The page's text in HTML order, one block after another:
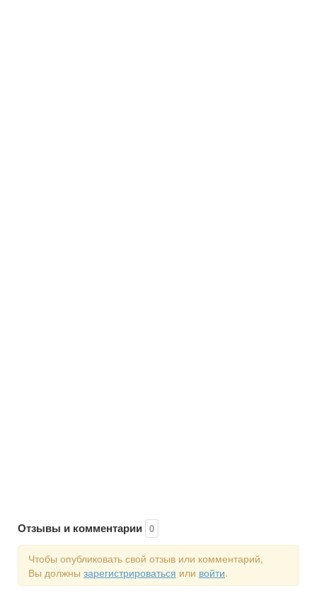
Отзывы и комментарии 0
Чтобы опубликовать свой отзыв или комментарий,
Вы должны зарегистрироваться или войти.